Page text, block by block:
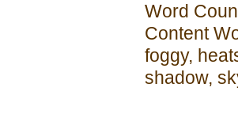
Word
Content
foggy,
shadow,